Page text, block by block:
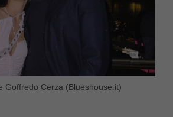
Goffredo Cerza (Blueshouse.it)